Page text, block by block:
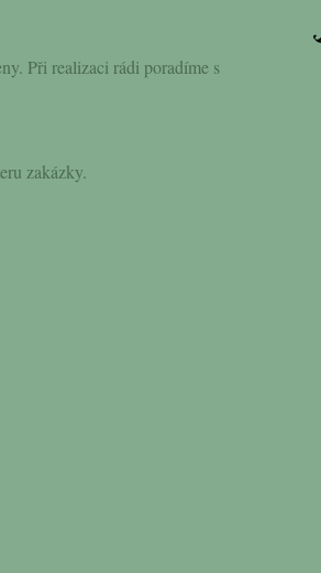
Při realizaci rádi poradíme s
zakázky.